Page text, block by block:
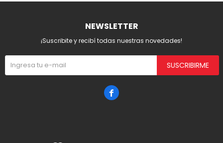
NEWSLETTER
¡Suscribite y recibí todas nuestras novedades!
SUSCRIBIRME
